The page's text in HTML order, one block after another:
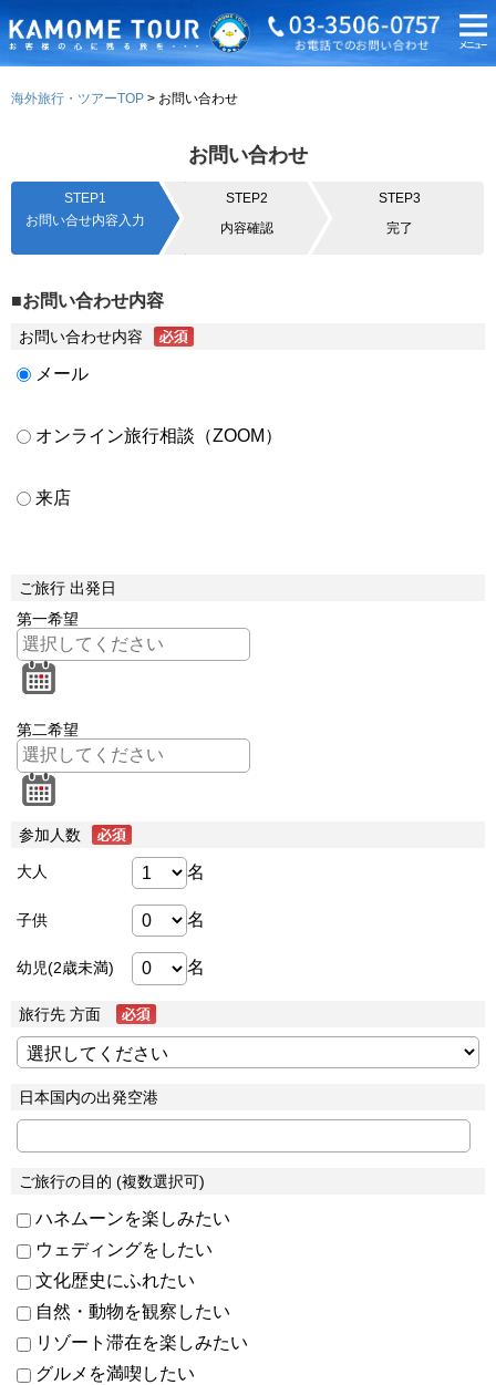
海外旅行・ツアーTOP お問い合わせ
お問い合わせ
STEP1
お問い合せ内容入力
STEP2
内容確認
STEP3
完了
■お問い合わせ内容
お問い合わせ内容
メール
オンライン旅行相談（ZOOM）
来店
ご旅行 出発日
第一希望
第二希望
参加人数
大人 名
子供 名
幼児(2歳未満) 名
旅行先 方面
日本国内の出発空港
ご旅行の目的 (複数選択可)
ハネムーンを楽しみたい
ウェディングをしたい
文化歴史にふれたい
自然・動物を観察したい
リゾート滞在を楽しみたい
グルメを満喫したい